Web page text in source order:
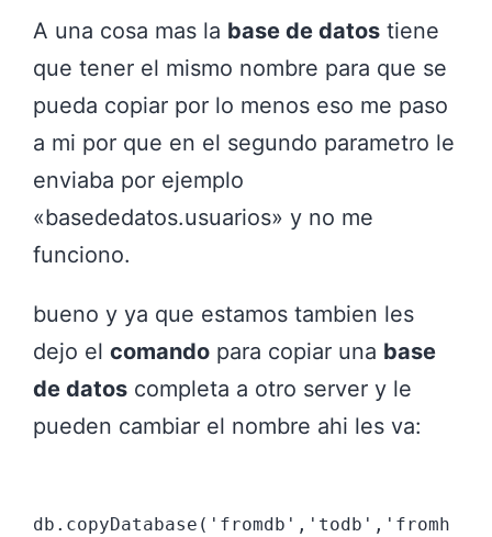
A una cosa mas la base de datos tiene
que tener el mismo nombre para que se
pueda copiar por lo menos eso me paso
a mi por que en el segundo parametro le
enviaba por ejemplo
«basededatos.usuarios» y no me
funciono.
bueno y ya que estamos tambien les
dejo el comando para copiar una base
de datos completa a otro server y le
pueden cambiar el nombre ahi les va:
db.copyDatabase('fromdb','todb','fromh